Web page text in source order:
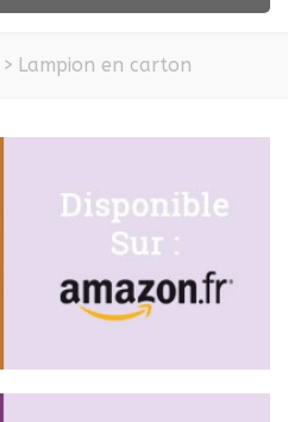
> Lampion en carton